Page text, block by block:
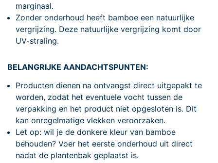
marginaal.
Zonder onderhoud heeft bamboe een natuurlijke
vergrijzing. Deze natuurlijke vergrijzing komt door
UV-straling.
BELANGRIJKE AANDACHTSPUNTEN:
Producten dienen na ontvangst direct uitgepakt te
worden, zodat het eventuele vocht tussen de
verpakking en het product niet opgesloten is. Dit
kan onregelmatige vlekken veroorzaken.
Let op: wil je de donkere kleur van bamboe
behouden? Voer het eerste onderhoud uit direct
nadat de plantenbak geplaatst is.